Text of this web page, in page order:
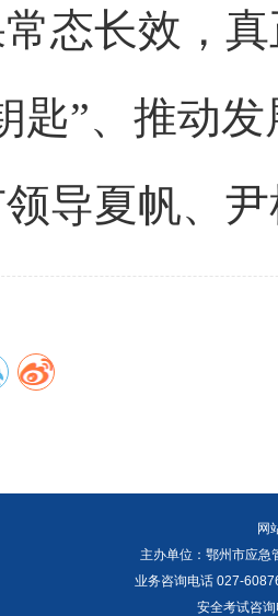
态长效，
匙”、推动
夏帆、尹
网
主办单位：鄂州市应
业务咨询电话 027-
安全考试咨